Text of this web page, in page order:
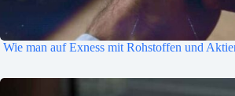
Wie man auf Exness mit Rohstoffen und